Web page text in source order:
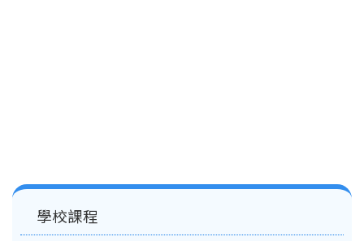
Main
navigation
學校課程